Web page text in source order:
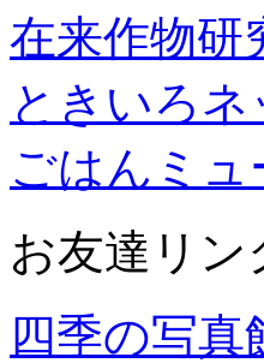
在来作物研
ときいろネ
ごはんミュ
お友達リン
四季の写真